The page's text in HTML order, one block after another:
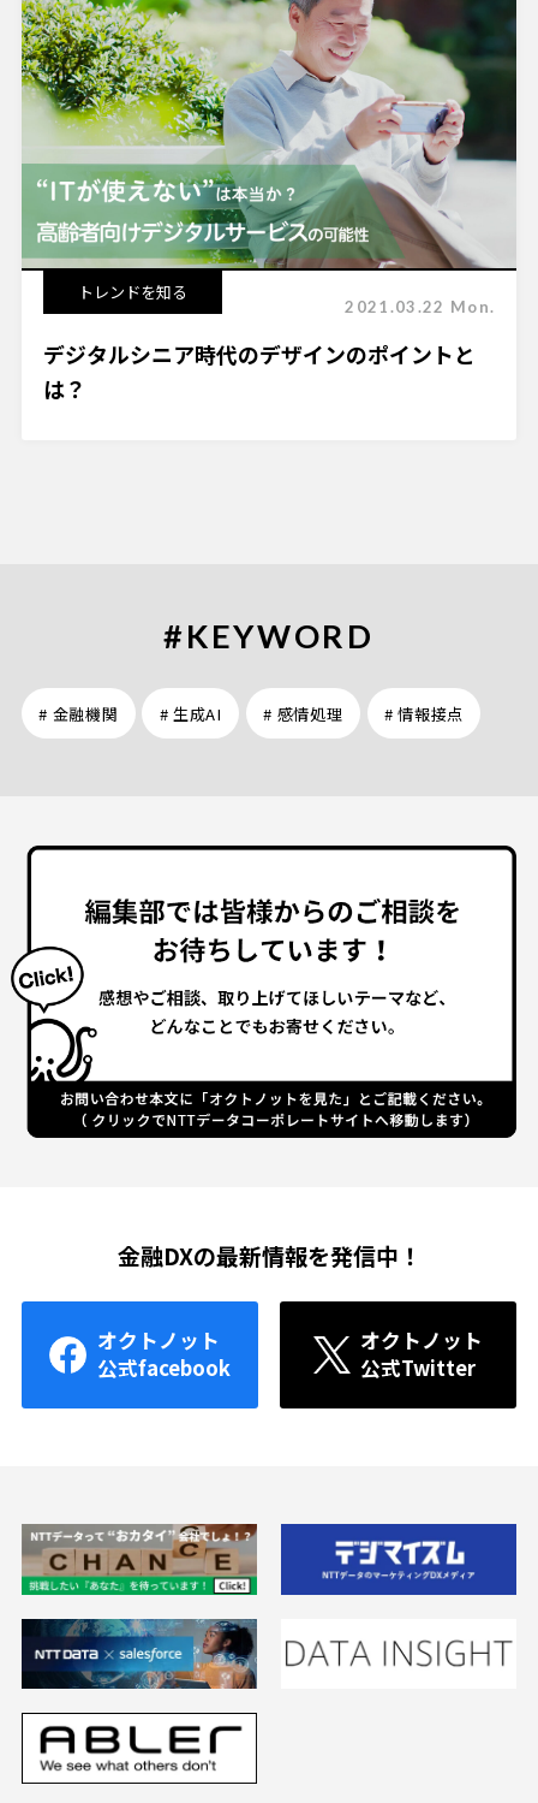
トレンドを知る
2021.03.22 Mon.
デジタルシニア時代のデザインのポイントと
は？
#KEYWORD
# 金融機関 # 生成AI # 感情処理 # 情報接点
金融DXの最新情報を発信中！
オクトノット
公式facebook
オクトノット
公式Twitter